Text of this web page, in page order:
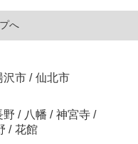
へ
沢市 / 仙北市
野 / 八幡 / 神宮寺 /
/ 花館